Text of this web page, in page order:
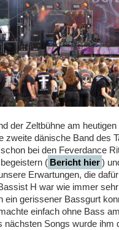
der Zeltbühne am
zweite dänische Band des
bei den Feverdance
( Bericht hier)
Erwartungen, die
H war wie immer
ein gerissener Bassgurt
einfach ohne Bass
nächsten Songs wurde ihm